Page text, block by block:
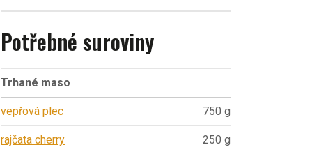
Potřebné suroviny
Trhané maso
vepřová plec 750 g
rajčata cherry 250 g